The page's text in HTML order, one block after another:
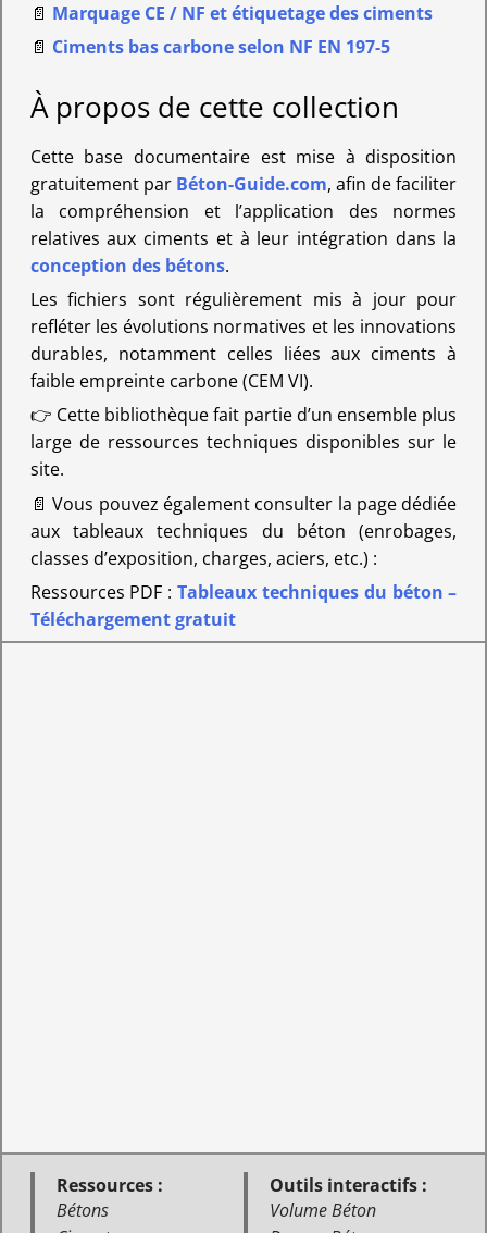
📄 Marquage CE / NF et étiquetage des ciments
📄 Ciments bas carbone selon NF EN 197-5
À propos de cette collection
Cette base documentaire est mise à disposition
gratuitement par Béton-Guide.com, afin de faciliter
la compréhension et l’application des normes
relatives aux ciments et à leur intégration dans la
conception des bétons.
Les fichiers sont régulièrement mis à jour pour
refléter les évolutions normatives et les innovations
durables, notamment celles liées aux ciments à
faible empreinte carbone (CEM VI).
👉 Cette bibliothèque fait partie d’un ensemble plus
large de ressources techniques disponibles sur le
site.
📄 Vous pouvez également consulter la page dédiée
aux tableaux techniques du béton (enrobages,
classes d’exposition, charges, aciers, etc.) :
Ressources PDF :Tableaux techniques du béton –
Téléchargement gratuit
Ressources :
Bétons
Outils interactifs :
Volume Béton